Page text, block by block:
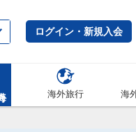
ログイン・新規入会
海外旅行 海